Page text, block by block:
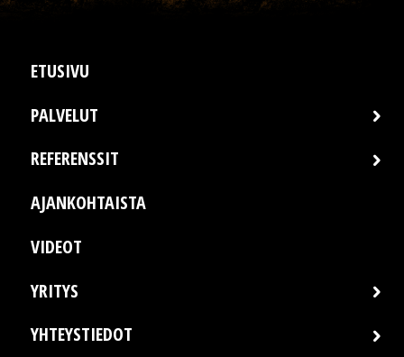
ETUSIVU
PALVELUT
REFERENSSIT
AJANKOHTAISTA
VIDEOT
YRITYS
YHTEYSTIEDOT